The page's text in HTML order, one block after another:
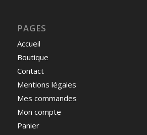
PAGES
Accueil
Boutique
Contact
Mentions légales
Mes commandes
Mon compte
Panier